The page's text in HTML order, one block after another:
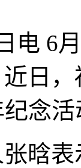
电 6
日
念
表